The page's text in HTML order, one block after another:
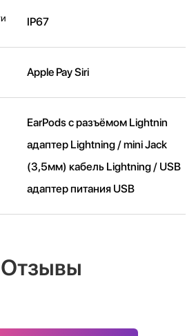
IP67
Apple Pay Siri
EarPods с разъёмом Lightnin
адаптер Lightning / mini Jack
(3,5мм) кабель Lightning / USB
адаптер питания USB
Отзывы